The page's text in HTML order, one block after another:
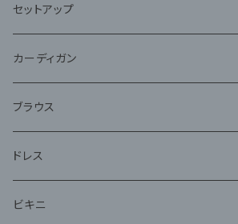
セットアップ
ジャケット
アンサンブル
カーディガン
ブラウス
ドレス
ビキニ